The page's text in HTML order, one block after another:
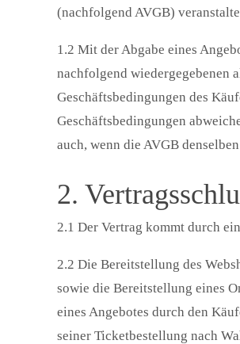
(nachfolgend AVGB)
1.2 Mit der Abgabe eines
nachfolgend wiedergegebenen
Geschäftsbedingungen des
Geschäftsbedingungen
auch, wenn die AVGB
2.
2.1 Der Vertrag kommt durch
2.2 Die Bereitstellung des
sowie die Bereitstellung eines
eines Angebotes durch den
seiner Ticketbestellung nach